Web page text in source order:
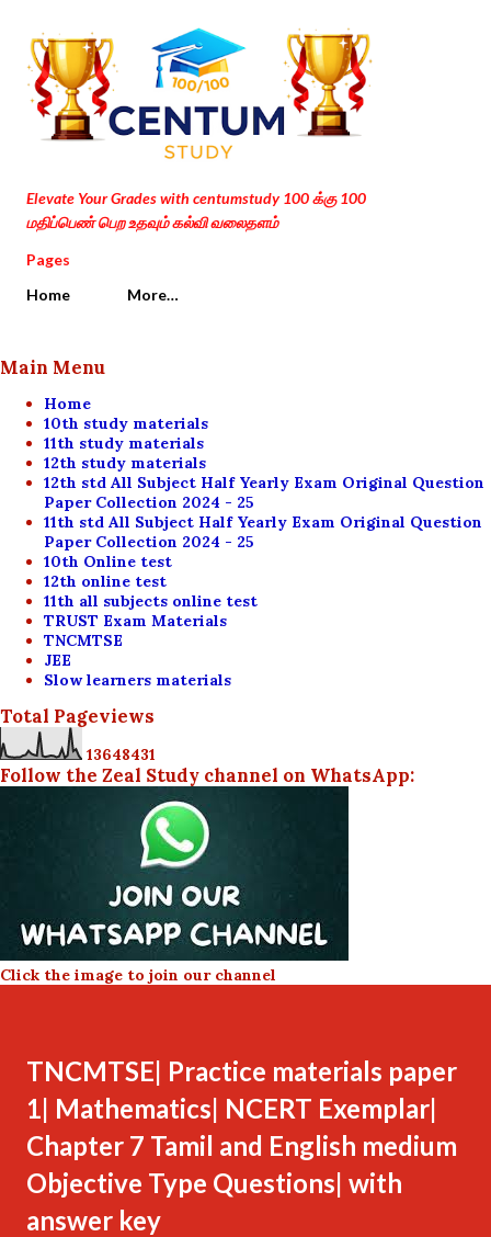
Skip to main content
Elevate Your Grades with centumstudy 100 க்கு 100
மதிப்பெண் பெற உதவும் கல்வி வலைதளம்
Pages
Home
More…
Main Menu
Home
10th study materials
11th study materials
12th study materials
12th std All Subject Half Yearly Exam Original Question
Paper Collection 2024 - 25
11th std All Subject Half Yearly Exam Original Question
Paper Collection 2024 - 25
10th Online test
12th online test
11th all subjects online test
TRUST Exam Materials
TNCMTSE
JEE
Slow learners materials
Total Pageviews
13648431
Follow the Zeal Study channel on WhatsApp:
Click the image to join our channel
TNCMTSE| Practice materials paper
1| Mathematics| NCERT Exemplar|
Chapter 7 Tamil and English medium
Objective Type Questions| with
answer key